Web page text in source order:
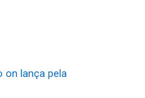
on lança pela